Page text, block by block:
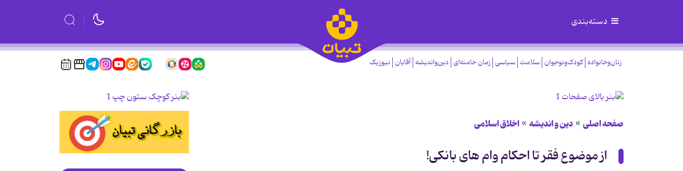
دسته‌بندی
زنان‌وخانواده کودک‌ونوجوان سلامت سیاسی زمان خامنه‌ای دین‌واندیشه آقایان نیوزیک
صفحه اصلی دین و اندیشه اخلاق اسلامی
از موضوع فقر تا احکام وام های بانکی!